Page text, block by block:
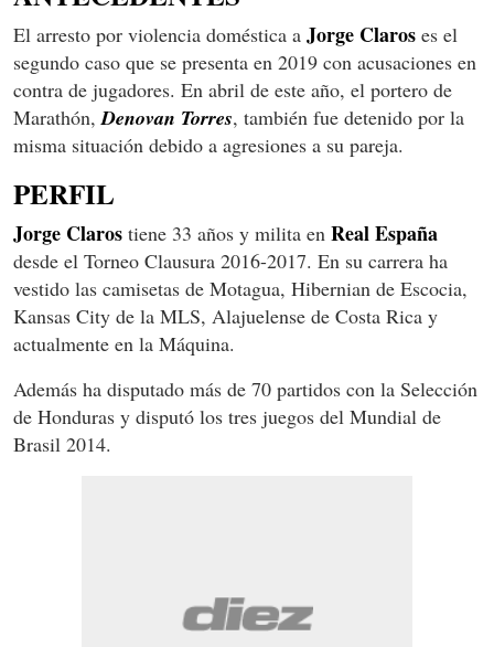
El arresto por violencia doméstica a Jorge Claros es el
segundo caso que se presenta en 2019 con acusaciones en
contra de jugadores. En abril de este año, el portero de
Marathón,Denovan Torres, también fue detenido por la
misma situación debido a agresiones a su pareja.
PERFIL
Jorge Claros tiene 33 años y milita en RealEspaña
desde el Torneo Clausura 2016-2017. En su carrera ha
vestido las camisetas de Motagua, Hibernian de Escocia,
Kansas City de la MLS, Alajuelense de Costa Rica y
actualmente en la Máquina.
Además ha disputado más de 70 partidos con la Selección
de Honduras y disputó los tres juegos del Mundial de
Brasil 2014.